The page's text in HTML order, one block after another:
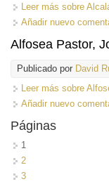
Leer más sobre
Añadir nuevo
Alfosea Pastor,
Publicado por David
Leer más sobre
Añadir nuevo
Páginas
1
2
3